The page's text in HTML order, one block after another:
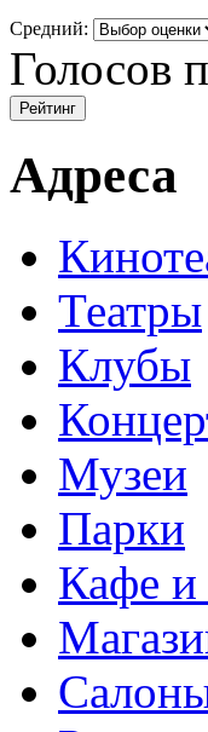
Средний:
Голосов
Адреса
Театры
Клубы
Музеи
Парки
Кафе